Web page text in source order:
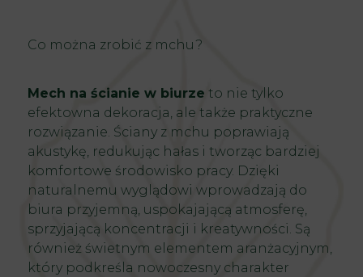
Co można zrobić z mchu?
Mech na ścianie w biurze to nie tylko
efektowna dekoracja, ale także praktyczne
rozwiązanie. Ściany z mchu poprawiają
akustykę, redukując hałas i tworząc bardziej
komfortowe środowisko pracy. Dzięki
naturalnemu wyglądowi wprowadzają do
biura przyjemną, uspokajającą atmosferę,
sprzyjającą koncentracji i kreatywności. Są
również świetnym elementem aranżacyjnym,
który podkreśla nowoczesny charakter